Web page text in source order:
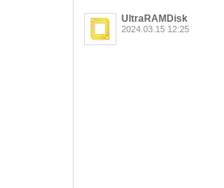
UltraRAMDisk
2024.03.15 12:25